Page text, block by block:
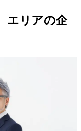
エリアの企